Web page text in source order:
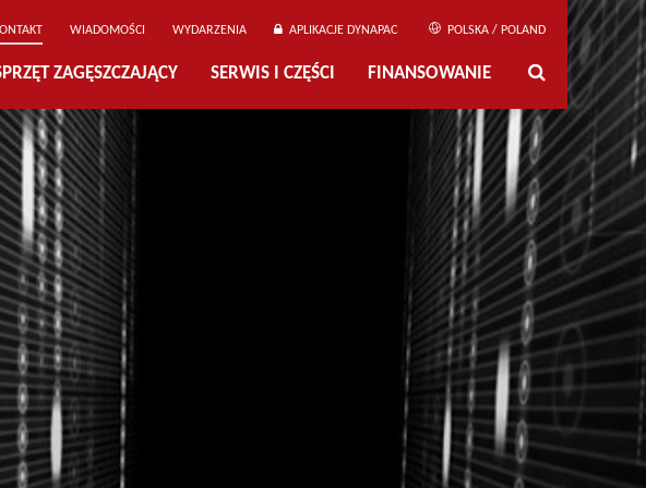
WIADOMOŚCI WYDARZENIA APLIKACJE DYNAPAC POLSKA / POLAND
ZAGĘSZCZAJĄCY SERWIS I CZĘŚCI FINANSOWANIE